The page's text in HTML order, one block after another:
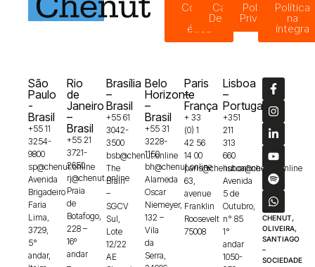
Código
ética
Canal de
Denúncias
Política de
Privacidade
Política
na
íntegra
São
Paulo
-
Brasil
+55 11
3254-
9800
sp@chenut.online
Avenida
Brigadeiro
Faria
Lima,
3729,
5°
andar,
Rio
de
Janeiro
–
Brasil
+55 21
3721-
2650
rj@chenut.online
Praia
de
Botafogo,
228 –
16º
andar
Brasília
–
Brasil
+55 61
3042-
3500
bsb@chenut.online
The
Brain
–
SGCV
Sul,
Lote
12/22
AE
Belo
Horizonte
–
Brasil
+55 31
3228-
1150
bh@chenut.online
Alameda
Oscar
Niemeyer,
132 –
Vila
da
Serra,
Paris
–
França
+ 33
(0) 1
42 56
14 00
paris@chenut.online
63,
avenue
Franklin
Roosevelt
75008
Lisboa
–
Portugal
+351
211
313
660
lisboa@chenut.online
Avenida
5 de
Outubro,
n° 85
1°
andar
1050-
CHENUT,
OLIVEIRA,
SANTIAGO
–
SOCIEDADE